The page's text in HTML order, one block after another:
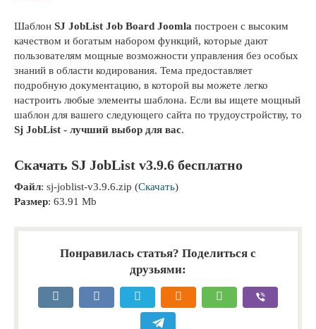
Шаблон SJ JobList Job Board Joomla построен с высоким
качеством и богатым набором функций, которые дают
пользователям мощные возможности управления без особых
знаний в области кодирования. Тема предоставляет
подробную документацию, в которой вы можете легко
настроить любые элементы шаблона. Если вы ищете мощный
шаблон для вашего следующего сайта по трудоустройству, то
Sj JobList - лучший выбор для вас.
Скачать SJ JobList v3.9.6 бесплатно
Файл: sj-joblist-v3.9.6.zip (Скачать)
Размер: 63.91 Mb
Понравилась статья? Поделиться с
друзьями: